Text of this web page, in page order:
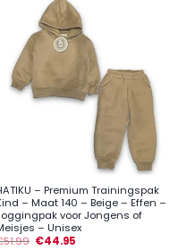
– Premium Trainingspak
– Maat 140 – Beige – Effen –
voor Jongens of
– Unisex
51.99 €44.95